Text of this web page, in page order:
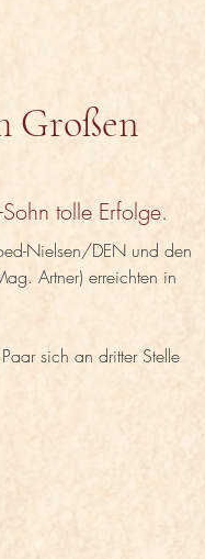
Großen
tolle Erfolge.
Nielsen/DEN und den
Artner) erreichten in
sich an dritter Stelle